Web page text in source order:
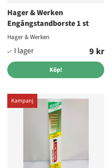
Hager & Werken
Engångstandborste 1 st
Hager & Werken
9 kr
Köp!
Kampanj